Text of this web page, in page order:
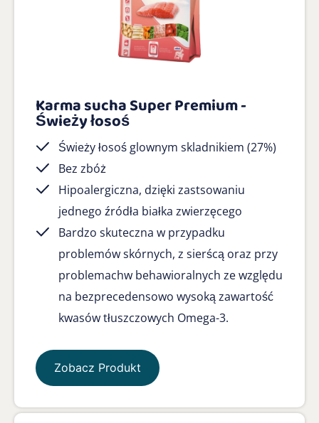
Karma sucha Super Premium -
Świeży łosoś
Świeży łosoś glownym skladnikiem (27%)
Bez zbóż
Hipoalergiczna, dzięki zastsowaniu
jednego źródła białka zwierzęcego
Bardzo skuteczna w przypadku
problemów skórnych, z sierścą oraz przy
problemachw behawioralnych ze względu
na bezprecedensowo wysoką zawartość
kwasów tłuszczowych Omega-3.
Zobacz Produkt